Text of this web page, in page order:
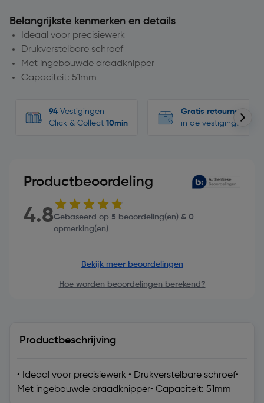
Belangrijkste kenmerken en details
Ideaal voor precisiewerk
Drukverstelbare schroef
Met ingebouwde draadknipper
Capaciteit: 51mm
94 Vestigingen
Click & Collect 10min
Gratis retourneren
in de vestigingen
Productbeoordeling
4.8Gebaseerd op 5 beoordeling(en) & 0
opmerking(en)
Bekijk meer beoordelingen
Hoe worden beoordelingen berekend?
Productbeschrijving
• Ideaal voor precisiewerk • Drukverstelbare schroef•
Met ingebouwde draadknipper• Capaciteit: 51mm